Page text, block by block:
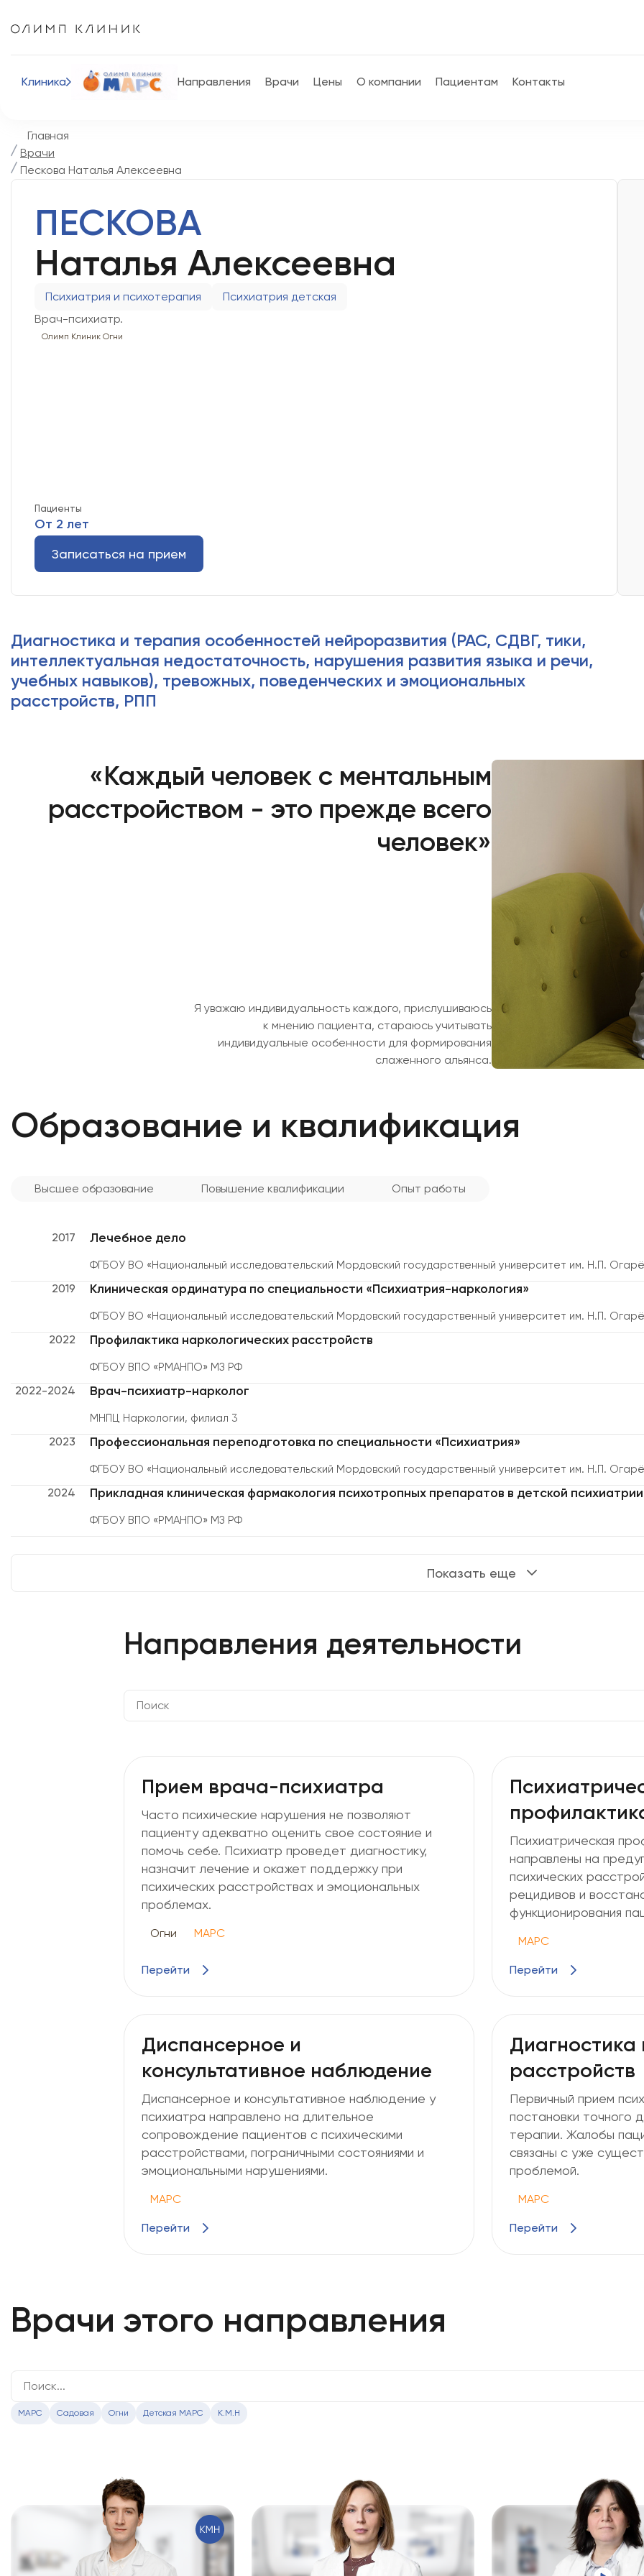
Сложно
или услугу?
Номер телефона
Принять все
Клиника Направления Врачи Цены О компании Пациентам Контакты
Главная
Врачи
Пескова Наталья Алексеевна
ПЕСКОВА
Наталья Алексеевна
Психиатрия и психотерапия
Психиатрия детская
Врач-психиатр.
Олимп Клиник Огни
Пациенты
От 2 лет
Записаться на прием
Диагностика и терапия особенностей нейроразвития (РАС, СДВГ, тики,
интеллектуальная недостаточность, нарушения развития языка и речи,
учебных навыков), тревожных, поведенческих и эмоциональных
расстройств, РПП
«Каждый человек с ментальным
расстройством - это прежде всего
человек»
Я уважаю индивидуальность каждого, прислушиваюсь
к мнению пациента, стараюсь учитывать
индивидуальные особенности для формирования
слаженного альянса.
Образование и квалификация
Высшее образование Повышение квалификации Опыт работы
2017 Лечебное дело
ФГБОУ ВО «Национальный исследовательский Мордовский государственный университет им. Н.П.
2019 Клиническая ординатура по специальности «Психиатрия-наркология»
ФГБОУ ВО «Национальный исследовательский Мордовский государственный университет им. Н.П.
2022 Профилактика наркологических расстройств
ФГБОУ ВПО «РМАНПО» МЗ РФ
2022-2024 Врач-психиатр-нарколог
МНПЦ Наркологии, филиал 3
2023 Профессиональная переподготовка по специальности «Психиатрия»
ФГБОУ ВО «Национальный исследовательский Мордовский государственный университет им. Н.П.
2024 Прикладная клиническая фармакология психотропных препаратов в детской
ФГБОУ ВПО «РМАНПО» МЗ РФ
Показать еще
Направления деятельности
Прием врача-психиатра
Часто психические нарушения не позволяют
пациенту адекватно оценить свое состояние и
помочь себе. Психиатр проведет диагностику,
назначит лечение и окажет поддержку при
психических расстройствах и эмоциональных
проблемах.
Огни МАРС
Перейти
Психиатрическая
направлены на
психических
рецидивов и
функционирования
МАРС
Перейти
Диспансерное и
консультативное наблюдение
Диспансерное и консультативное наблюдение у
психиатра направлено на длительное
сопровождение пациентов с психическими
расстройствами, пограничными состояниями и
эмоциональными нарушениями.
МАРС
Перейти
Диагностика
расстройств
Первичный прием
постановки точного
терапии. Жалобы
связаны с уже
проблемой.
МАРС
Перейти
Врачи этого направления
МАРС Садовая Огни Детская МАРС К.М.Н